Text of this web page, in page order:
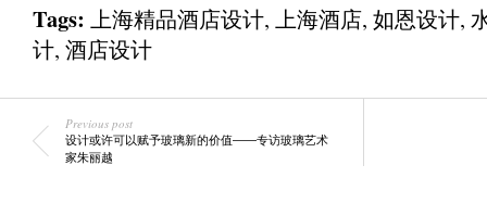
Tags: 上海精品酒店设计, 上海酒店, 如恩设计,
计, 酒店设计
Previous post
设计或许可以赋予玻璃新的价值——专访玻璃艺术
家朱丽越